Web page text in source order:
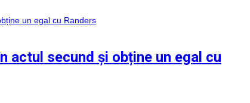
actul secund și obține un egal cu